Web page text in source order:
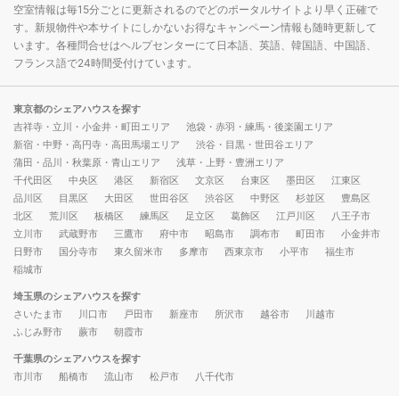
空室情報は毎15分ごとに更新されるのでどのポータルサイトより早く正確で
す。新規物件や本サイトにしかないお得なキャンペーン情報も随時更新して
います。各種問合せはヘルプセンターにて日本語、英語、韓国語、中国語、
フランス語で24時間受付けています。
東京都のシェアハウスを探す
吉祥寺・立川・小金井・町田エリア
池袋・赤羽・練馬・後楽園エリア
新宿・中野・高円寺・高田馬場エリア
渋谷・目黒・世田谷エリア
蒲田・品川・秋葉原・青山エリア
浅草・上野・豊洲エリア
千代田区
中央区 港区 新宿区 文京区 台東区 墨田区
江東区
品川区
目黒区 大田区 世田谷区 渋谷区 中野区 杉並区
豊島区
北区
荒川区 板橋区 練馬区 足立区 葛飾区 江戸川区
八王子市
立川市
武蔵野市 三鷹市 府中市 昭島市 調布市 町田市
小金井市
日野市
国分寺市 東久留米市 多摩市 西東京市 小平市
福生市
稲城市
埼玉県のシェアハウスを探す
さいたま市
川口市 戸田市 新座市 所沢市 越谷市
川越市
ふじみ野市
蕨市 朝霞市
千葉県のシェアハウスを探す
市川市
船橋市 流山市 松戸市 八千代市